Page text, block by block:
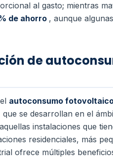
al gasto; mientras
de ahorro , aunque
de
autoconsumo
se desarrollan en el
instalaciones que
residenciales, más
ofrece múltiples